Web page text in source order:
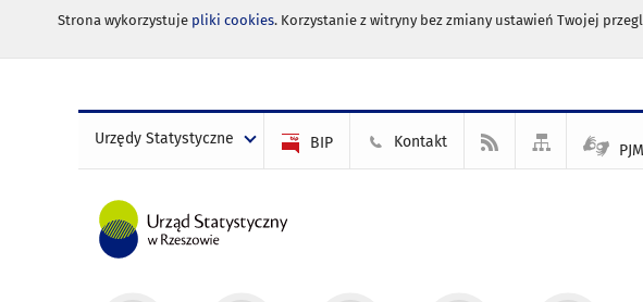
Strona wykorzystuje pliki cookies. Korzystanie z witryny bez zmiany ustawień Twojej
Urzędy Statystyczne BIP Kontakt PJM